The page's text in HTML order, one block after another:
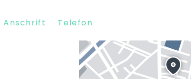
Anschrift Telefon